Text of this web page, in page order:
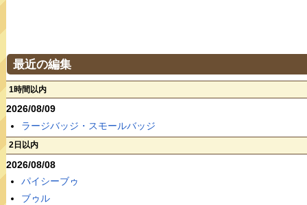
最近の編集
1時間以内
2026/08/09
ラージバッジ・スモールバッジ
2日以内
2026/08/08
パイシーブゥ
ブゥル